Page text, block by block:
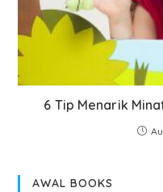
6 Tip Menarik
AWAL BOOKS